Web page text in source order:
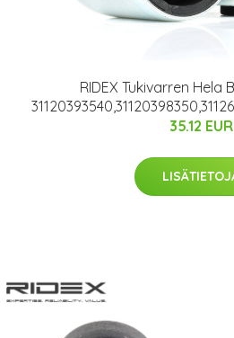
RIDEX Tukivarren Hela
35.12 EUR